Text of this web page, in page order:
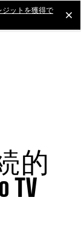
ジットを獲得で
的
TV